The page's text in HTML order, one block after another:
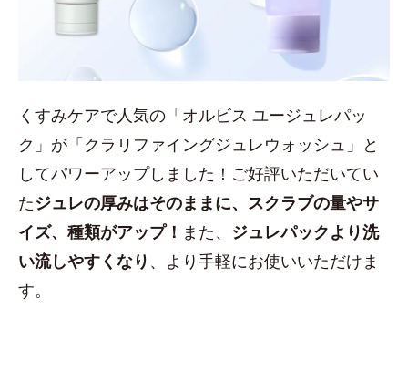
くすみケアで人気の「オルビス ユージュレパッ
ク」が「クラリファイングジュレウォッシュ」と
してパワーアップしました！ご好評いただいてい
たジュレの厚みはそのままに、スクラブの量やサ
イズ、種類がアップ！ また、 ジュレパックより洗
い流しやすくなり 、より手軽にお使いいただけま
す。